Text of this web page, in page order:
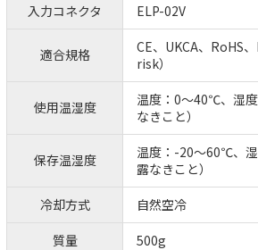
入力コネクタ
ELP-02V
適合規格
CE、UKCA、RoHS
risk）
使用温湿度
温度：0～40℃、湿
なきこと）
保存温湿度
温度：-20～60℃、
露なきこと）
冷却方式
自然空冷
質量
500g